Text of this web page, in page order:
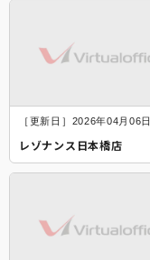
［更新日］2026年04月06日
レゾナンス日本橋店